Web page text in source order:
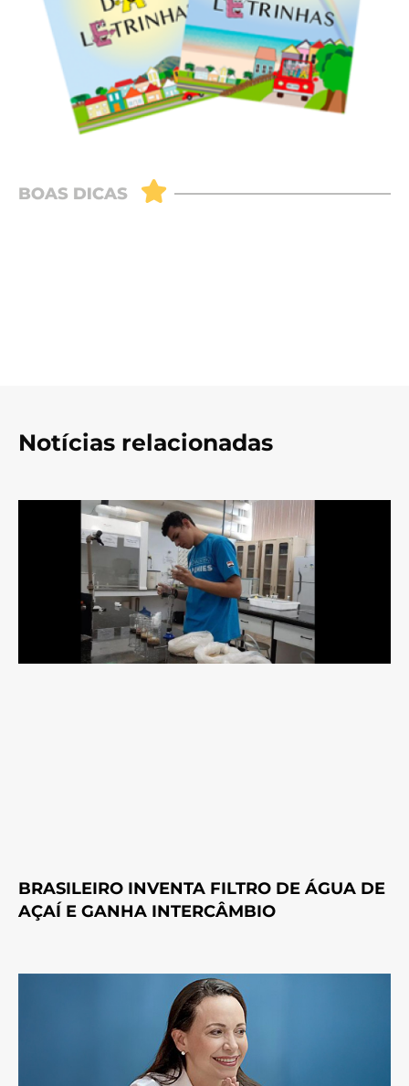
Notícias relacionadas
BRASILEIRO INVENTA FILTRO DE ÁGUA DE
AÇAÍ E GANHA INTERCÂMBIO